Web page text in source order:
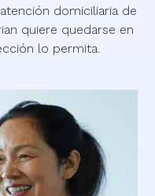
domiciliaria de
quiere quedarse en
lo permita.